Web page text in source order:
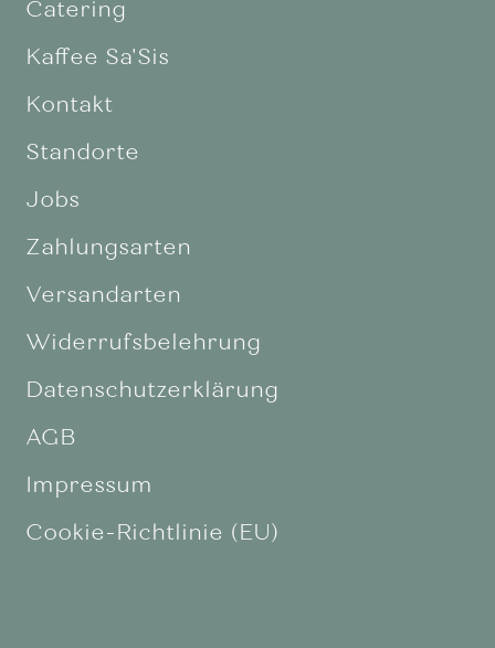
Catering
Kaffee Sa'Sis
Kontakt
Standorte
Jobs
Zahlungsarten
Versandarten
Widerrufsbelehrung
Datenschutzerklärung
AGB
Impressum
Cookie-Richtlinie (EU)